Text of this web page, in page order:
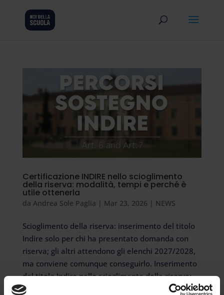
Certificazione INDIRE nello scioglimento
della riserva: modalità, tempi e perché è
utile ottenerla
da Andrea Sole Paglia | Mar 23, 2026 | NEWS
Scioglimento della riserva: inserimento del titolo
Indire solo per chi ha presentato domanda con
riserva; gli altri attendono gli elenchi 2027/2028,
ma conviene comunque conseguirlo. Inserimento
del titolo Indire nello scioglimento della riserva:
cosa prevede la...